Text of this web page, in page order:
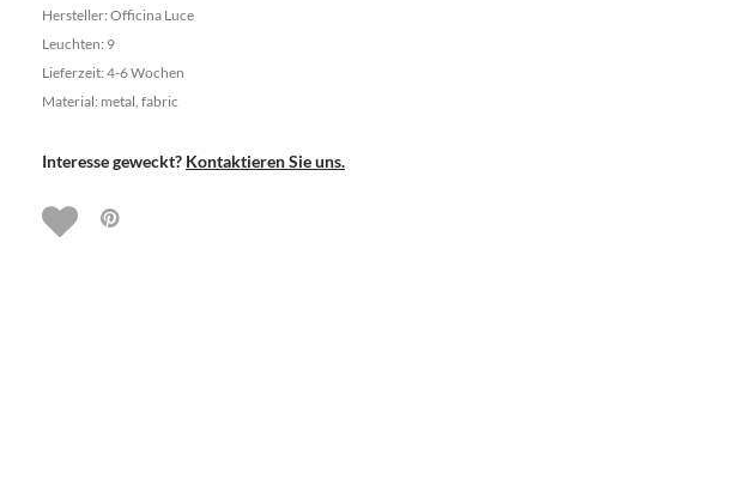
Hersteller: Officina Luce
Leuchten: 9
Lieferzeit: 4-6 Wochen
Material: metal, fabric
Interesse geweckt? Kontaktieren Sie uns.